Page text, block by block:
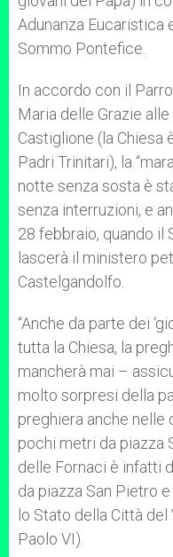
Adunanza Eucaristica
Sommo Pontefice.
In accordo con il
Maria delle Grazie
Castiglione (la Chiesa
Padri Trinitari), la
notte senza sosta è
senza interruzioni, e
28 febbraio, quando il
lascerà il ministero
Castelgandolfo.
“Anche da parte dei
tutta la Chiesa, la
mancherà mai –
molto sorpresi della
preghiera anche nelle
pochi metri da piazza
delle Fornaci è infatti
da piazza San Pietro
lo Stato della Città del
Paolo VI).